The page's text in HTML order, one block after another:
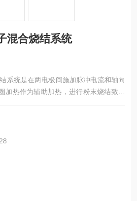
混合烧结系统
系统是在两电极间施加脉冲电流和轴向
加热作为辅助加热，进行粉末烧结致密
术。 它具有温度均匀性好、升温速度